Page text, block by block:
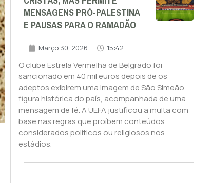
MENSAGENS PRÓ-PALESTINA
E PAUSAS PARA O RAMADÃO
Março 30, 2026 15:42
O clube Estrela Vermelha de Belgrado foi
sancionado em 40 mil euros depois de os
adeptos exibirem uma imagem de São Simeão,
figura histórica do país, acompanhada de uma
mensagem de fé. A UEFA justificou a multa com
base nas regras que proíbem conteúdos
considerados políticos ou religiosos nos
estádios.